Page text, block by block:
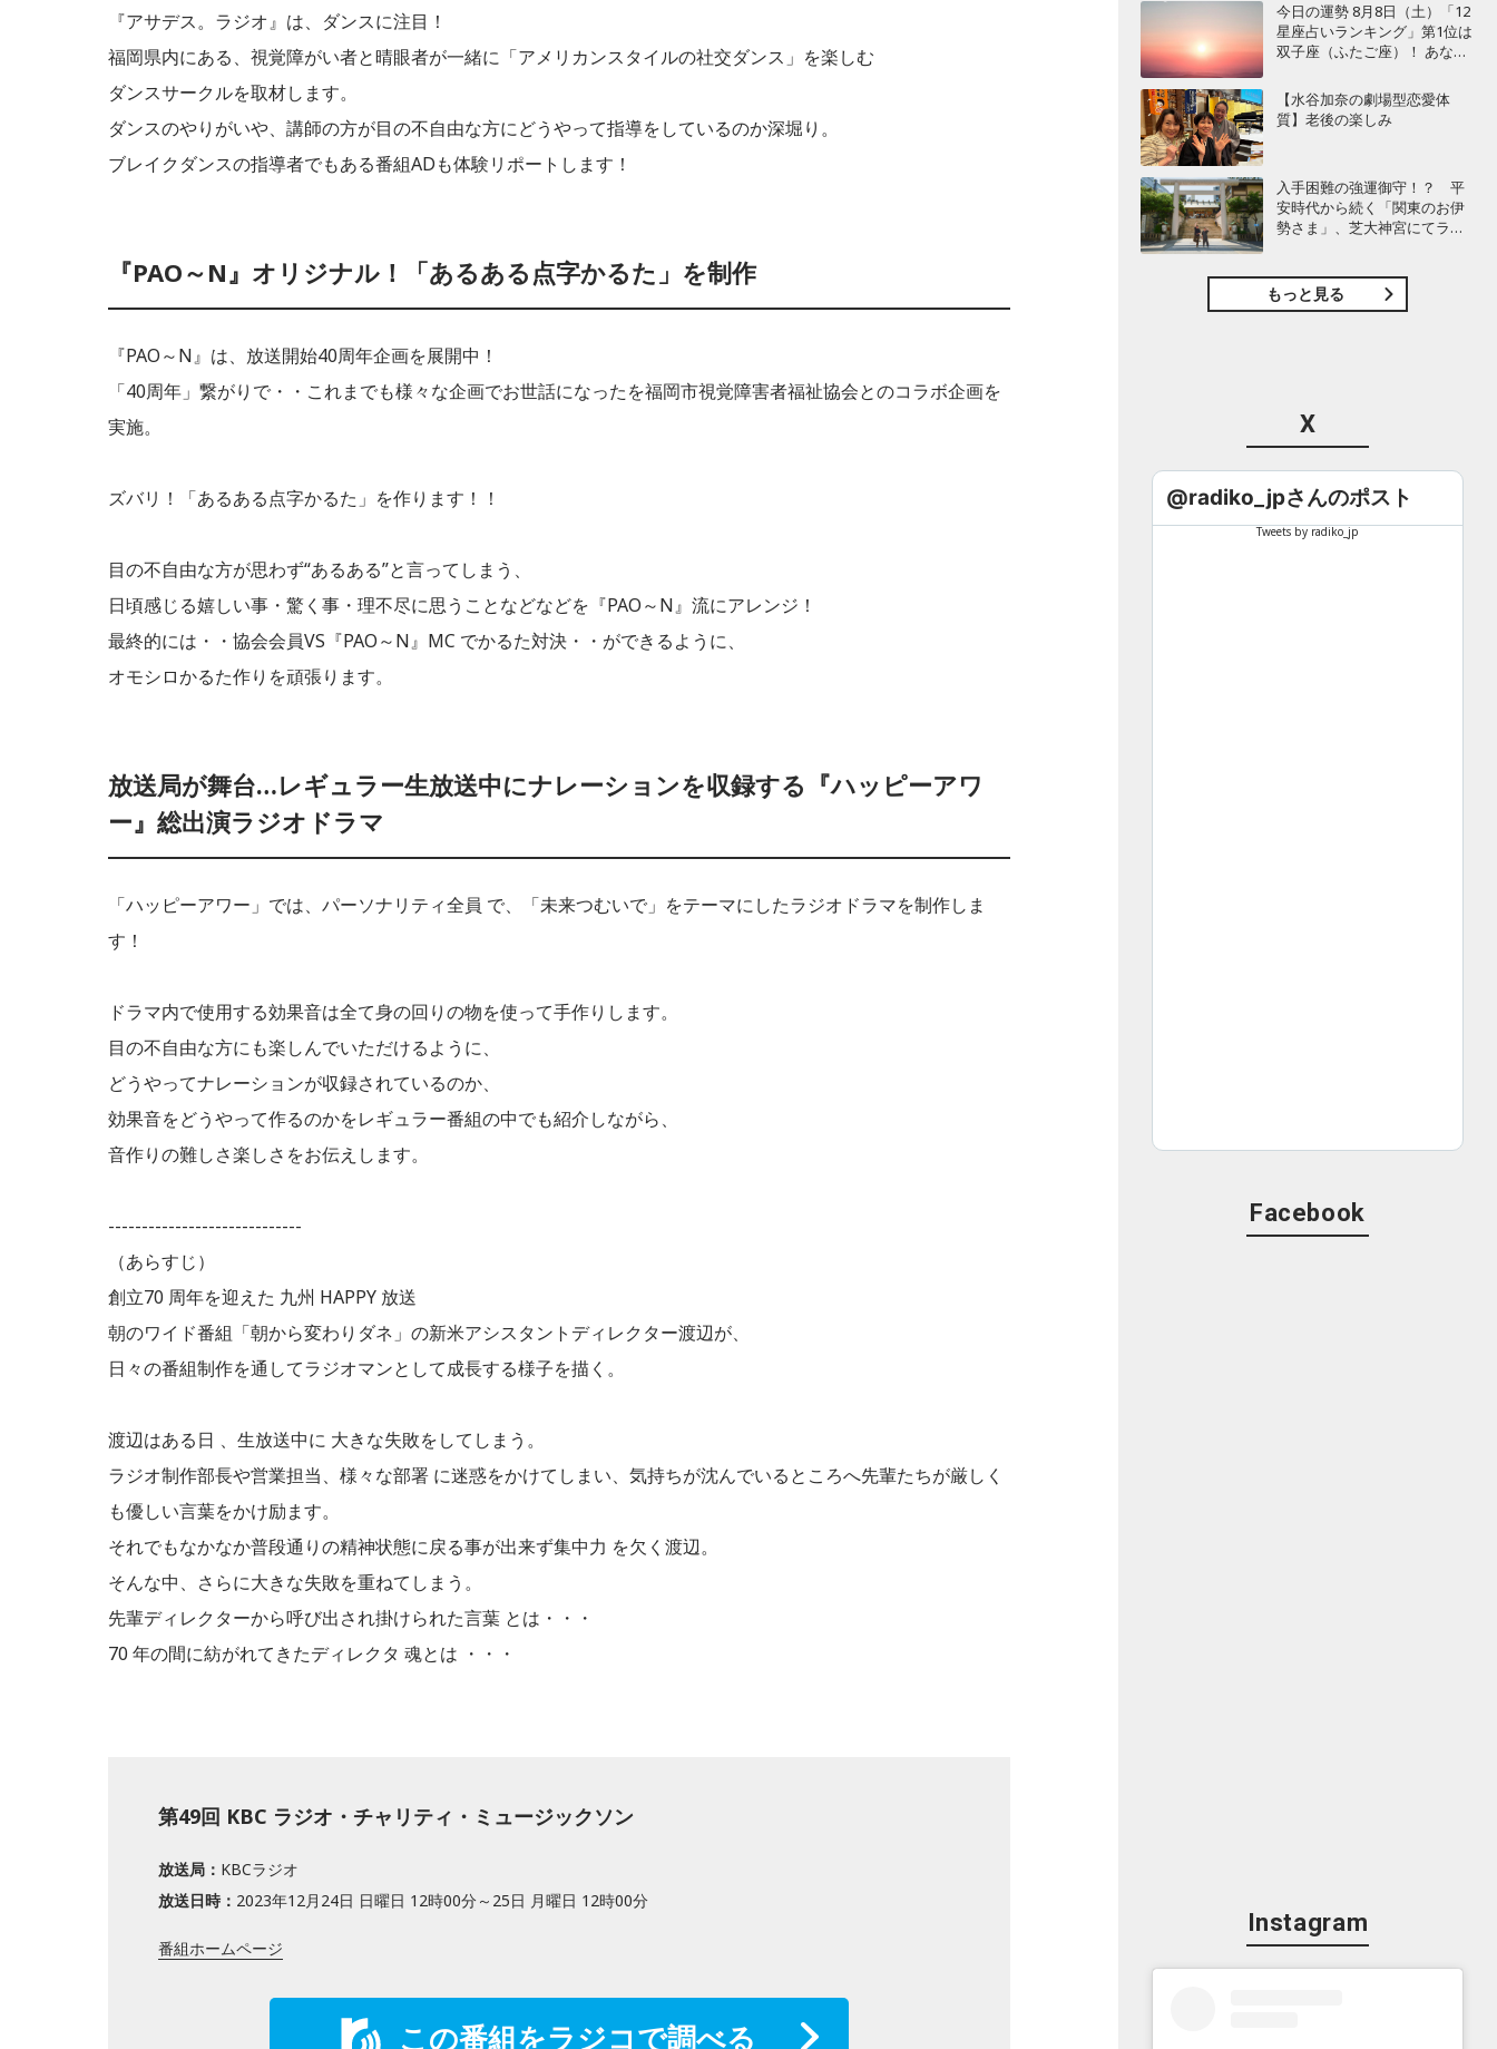
『アサデス。ラジオ』は、ダンスに注目！
福岡県内にある、視覚障がい者と晴眼者が一緒に「アメリカンスタイルの社交ダンス」を楽しむ
ダンスサークルを取材します。
ダンスのやりがいや、講師の方が目の不自由な方にどうやって指導をしているのか深堀り。
ブレイクダンスの指導者でもある番組ADも体験リポートします！
『PAO～N』オリジナル！「あるある点字かるた」を制作
『PAO～N』は、放送開始40周年企画を展開中！
「40周年」繋がりで・・これまでも様々な企画でお世話になったを福岡市視覚障害者福祉協会とのコラボ企画を
実施。
ズバリ！「あるある点字かるた」を作ります！！
目の不自由な方が思わず“あるある”と言ってしまう、
日頃感じる嬉しい事・驚く事・理不尽に思うことなどなどを『PAO～N』流にアレンジ！
最終的には・・協会会員VS『PAO～N』MC でかるた対決・・ができるように、
オモシロかるた作りを頑張ります。
放送局が舞台…レギュラー生放送中にナレーションを収録する『ハッピーアワ
ー』総出演ラジオドラマ
「ハッピーアワー」では、パーソナリティ全員 で、「未来つむいで」をテーマにしたラジオドラマを制作しま
す！
ドラマ内で使用する効果音は全て身の回りの物を使って手作りします。
目の不自由な方にも楽しんでいただけるように、
どうやってナレーションが収録されているのか、
効果音をどうやって作るのかをレギュラー番組の中でも紹介しながら、
音作りの難しさ楽しさをお伝えします。
-----------------------------
（あらすじ）
創立70 周年を迎えた 九州 HAPPY 放送
朝のワイド番組「朝から変わりダネ」の新米アシスタントディレクター渡辺が、
日々の番組制作を通してラジオマンとして成長する様子を描く。
渡辺はある日 、生放送中に 大きな失敗をしてしまう。
ラジオ制作部長や営業担当、様々な部署 に迷惑をかけてしまい、気持ちが沈んでいるところへ先輩たちが厳しく
も優しい言葉をかけ励ます。
それでもなかなか普段通りの精神状態に戻る事が出来ず集中力 を欠く渡辺。
そんな中、さらに大きな失敗を重ねてしまう。
先輩ディレクターから呼び出され掛けられた言葉 とは・・・
70 年の間に紡がれてきたディレクタ 魂とは ・・・
第49回 KBC ラジオ・チャリティ・ミュージックソン
放送局： KBCラジオ
放送日時： 2023年12月24日 日曜日 12時00分～25日 月曜日 12時00分
番組ホームページ
この番組をラジコで調べる
今日の運勢 8月8日（土）「12
星座占いランキング」第1位は
双子座（ふたご座）！ あなた
【水谷加奈の劇場型恋愛体
質】老後の楽しみ
入手困難の強運御守！？ 平
安時代から続く「関東のお伊
勢さま」、芝大神宮にてラン
もっと見る
X
@radiko_jpさんのポスト
Tweets by radiko_jp
Facebook
Instagram